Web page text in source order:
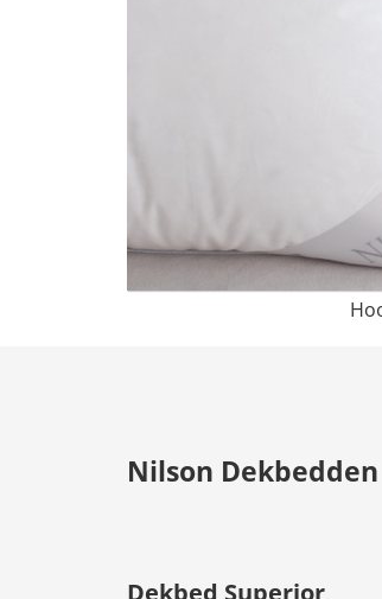
Nilson Dekbedden
Dekbed Superior